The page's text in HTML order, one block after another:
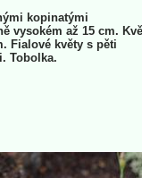
kopinatými
vysokém až 15 cm.
Fialové květy s pěti
Tobolka.